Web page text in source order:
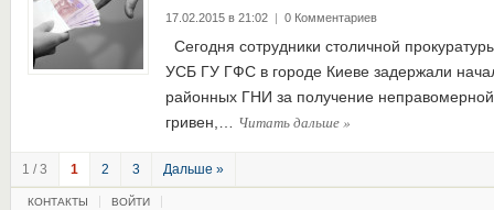
17.02.2015 в 21:02 | 0 Комментариев
Сегодня сотрудники столичной
УСБ ГУ ГФС в городе Киеве задержали
районных ГНИ за получение
гривен,… Читать дальше»
1 / 3 1 2 3 Дальше »
КОНТАКТЫ ВОЙТИ